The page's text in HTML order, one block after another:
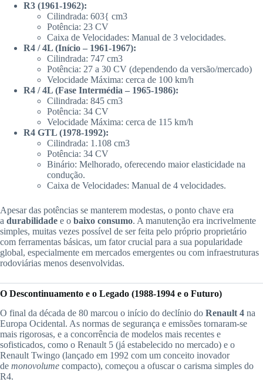
R3 (1961-1962):
Cilindrada: 603{ cm3
Potência: 23 CV
Caixa de Velocidades: Manual de 3 velocidades.
R4 / 4L (Início – 1961-1967):
Cilindrada: 747 cm3
Potência: 27 a 30 CV (dependendo da versão/mercado)
Velocidade Máxima: cerca de 100 km/h
R4 / 4L (Fase Intermédia – 1965-1986):
Cilindrada: 845 cm3
Potência: 34 CV
Velocidade Máxima: cerca de 115 km/h
R4 GTL (1978-1992):
Cilindrada: 1.108 cm3
Potência: 34 CV
Binário: Melhorado, oferecendo maior elasticidade na
condução.
Caixa de Velocidades: Manual de 4 velocidades.
Apesar das potências se manterem modestas, o ponto chave era
a durabilidade e o baixo consumo. A manutenção era incrivelmente
simples, muitas vezes possível de ser feita pelo próprio proprietário
com ferramentas básicas, um fator crucial para a sua popularidade
global, especialmente em mercados emergentes ou com infraestruturas
rodoviárias menos desenvolvidas.
O Descontinuamento e o Legado (1988-1994 e o Futuro)
O final da década de 80 marcou o início do declínio do Renault 4 na
Europa Ocidental. As normas de segurança e emissões tornaram-se
mais rigorosas, e a concorrência de modelos mais recentes e
sofisticados, como o Renault 5 (já estabelecido no mercado) e o
Renault Twingo (lançado em 1992 com um conceito inovador
de monovolume compacto), começou a ofuscar o carisma simples do
R4.